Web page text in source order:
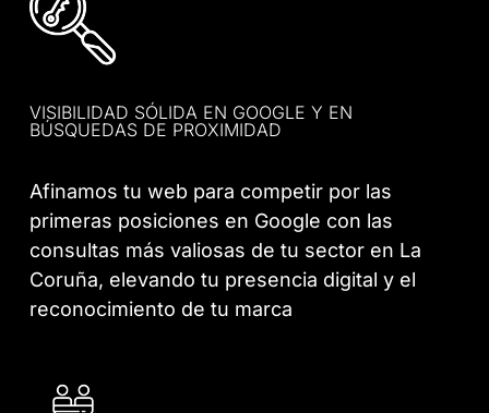
VISIBILIDAD SÓLIDA EN GOOGLE Y EN
BÚSQUEDAS DE PROXIMIDAD
Afinamos tu web para competir por las
primeras posiciones en Google con las
consultas más valiosas de tu sector en La
Coruña, elevando tu presencia digital y el
reconocimiento de tu marca